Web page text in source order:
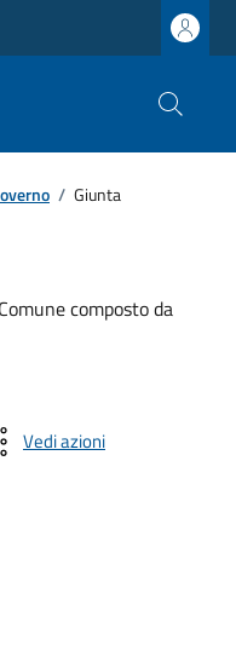
/ Giunta
composto da
Vedi azioni